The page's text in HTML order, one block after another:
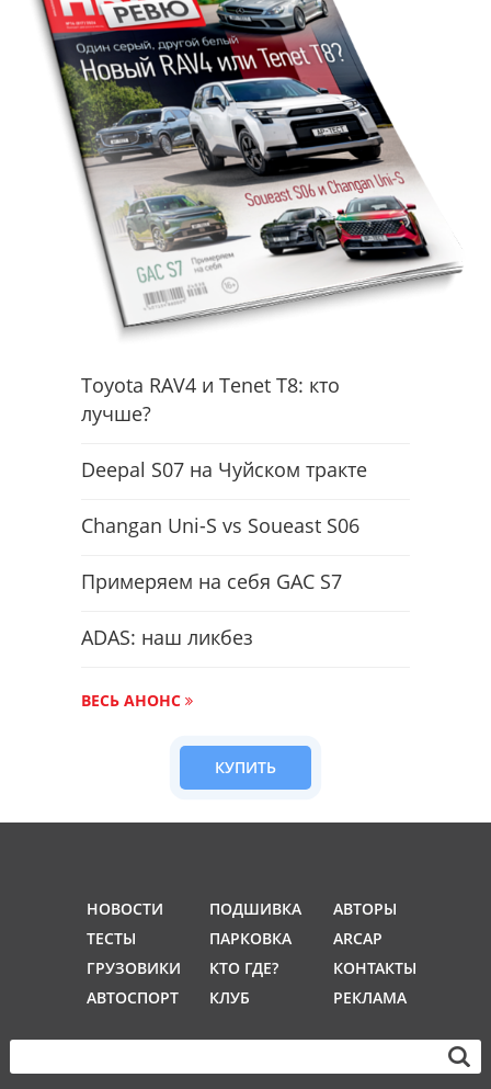
Toyota RAV4 и Tenet T8: кто
лучше?
Deepal S07 на Чуйском тракте
Changan Uni-S vs Soueast S06
Примеряем на себя GAC S7
ADAS: наш ликбез
ВЕСЬ АНОНС
КУПИТЬ
НОВОСТИ
ТЕСТЫ
ГРУЗОВИКИ
АВТОСПОРТ
ПОДШИВКА
ПАРКОВКА
КТО ГДЕ?
КЛУБ
АВТОРЫ
ARCAP
КОНТАКТЫ
РЕКЛАМА